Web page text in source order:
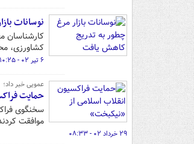
نوسانات
کارشناسان
کشاورزی،
۶ تیر ۰۲ - ۱۰:۲۵
عمویی خبر داد؛
حمایت
سخنگوی
موافقت
۲۹ خرداد ۰۲ - ۰۸:۳۳